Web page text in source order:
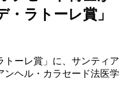
・ラトーレ賞」
トーレ賞」に、サンティア
ンヘル・カラセード法医学